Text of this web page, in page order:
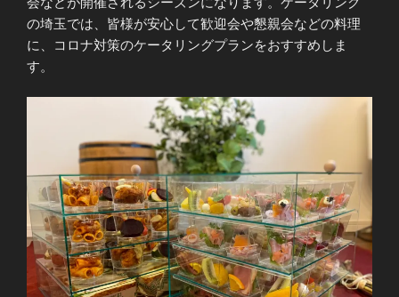
の埼玉では、皆様が安心して歓迎会や懇親会などの料理
に、コロナ対策のケータリングプランをおすすめしま
す。